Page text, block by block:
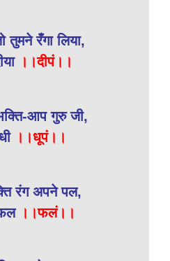
तुमने रँगा लिया,
।।दीपं।।
आप गुरु जी,
।।धूपं।।
रंग अपने पल,
।।फलं।।